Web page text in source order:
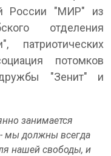
России "МИР" из
отделения
патриотических
потомков
"Зенит" и
занимается
мы должны всегда
нашей свободы, и